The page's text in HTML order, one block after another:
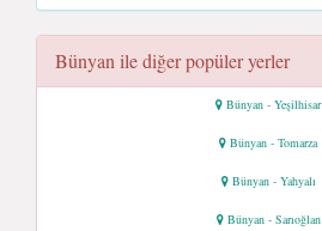
Bünyan ile diğer popüler yerler
Bünyan - Yeşilhisar
Bünyan - Tomarza
Bünyan - Yahyalı
Bünyan - Sarıoğlan